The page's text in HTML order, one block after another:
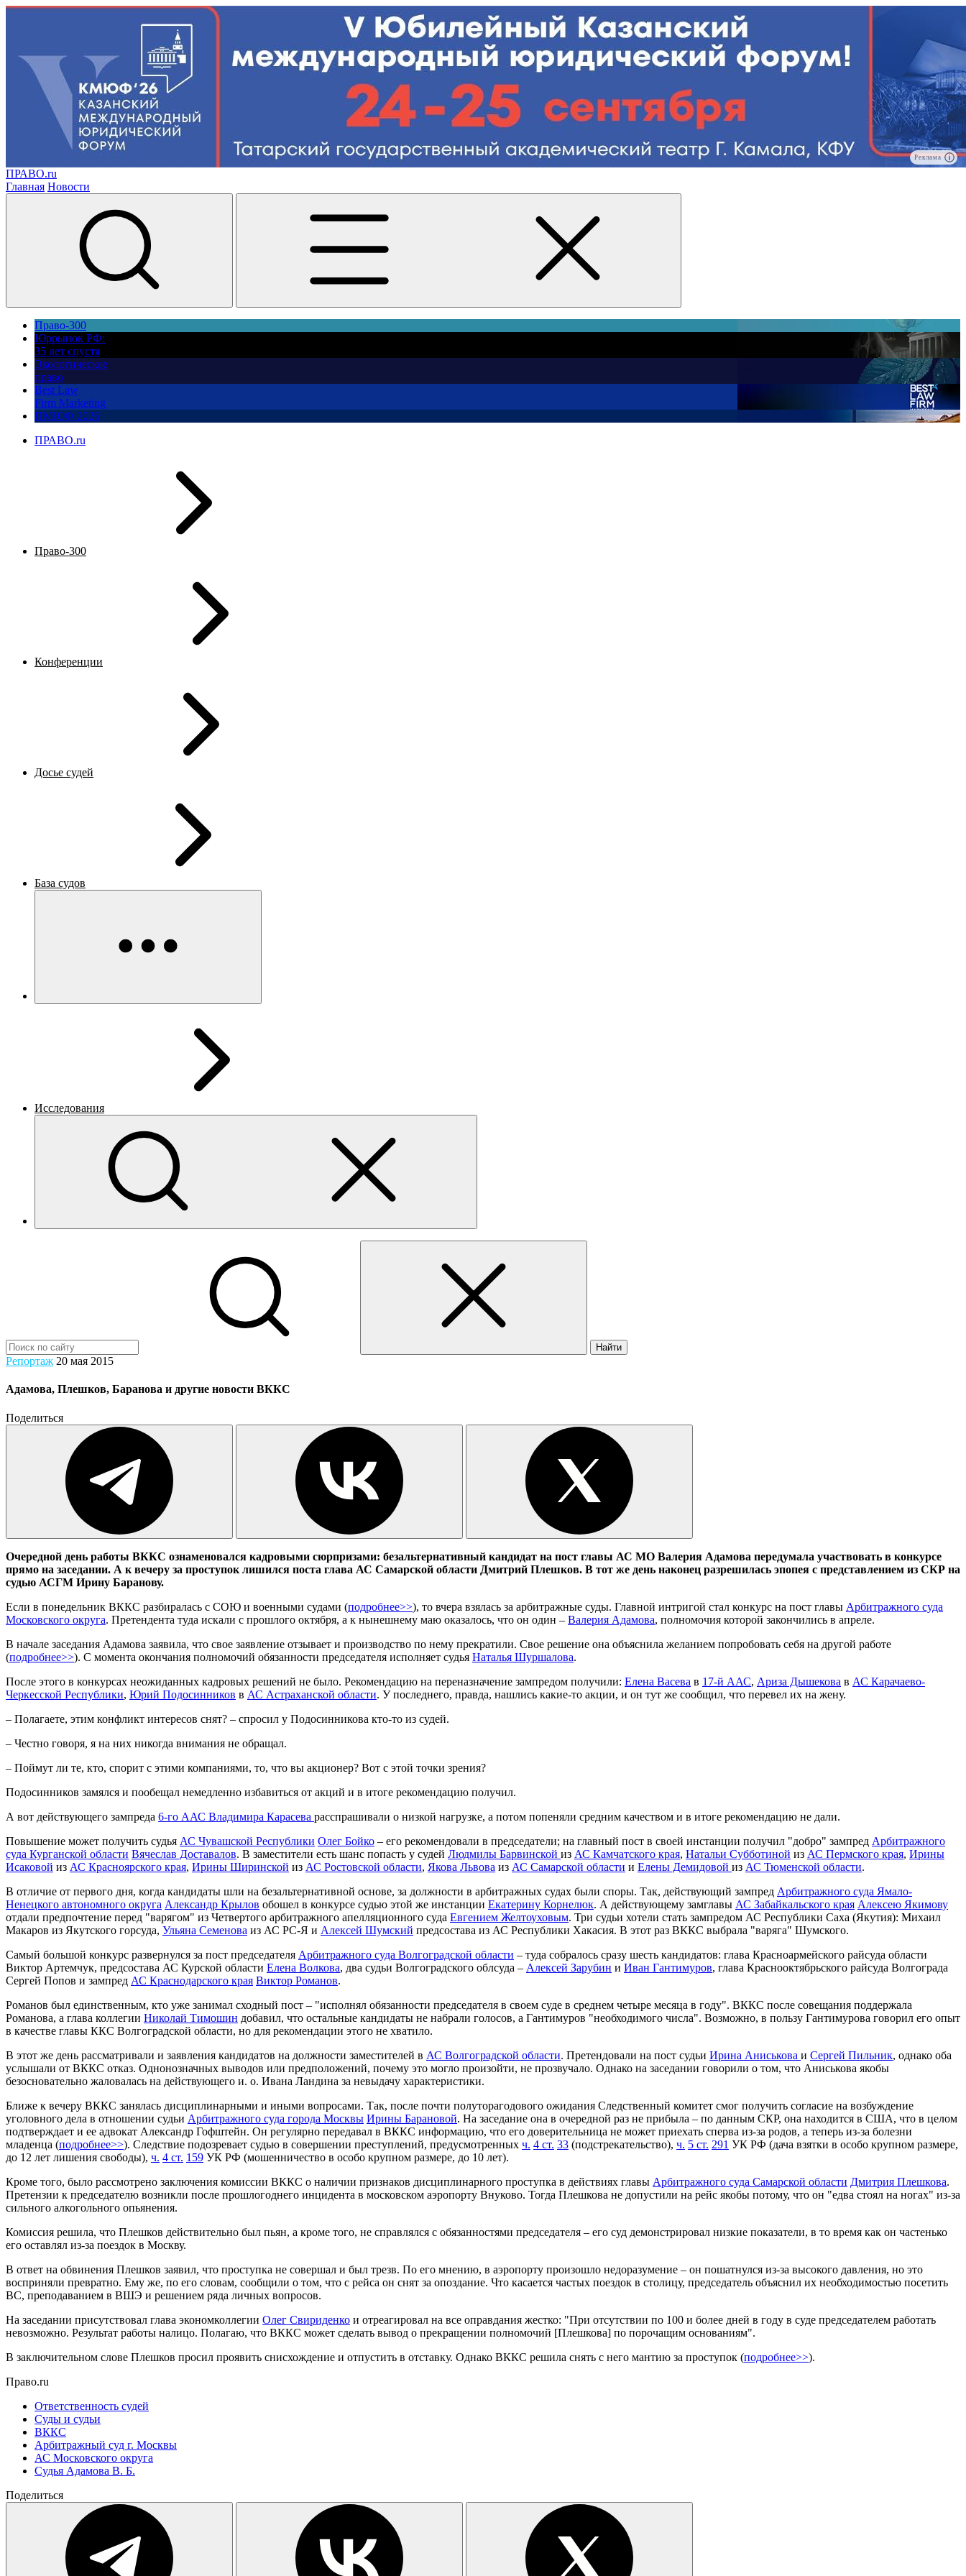
Реклама
ПРАВО.ru
Главная Новости
Право-300
Юррынок РФ:
35 лет спустя
Экологическое
право
Best Law
Firm Marketing
ПМЮФ 2026
ПРАВО.ru
Право-300
Конференции
Досье судей
База судов
Исследования
Найти
Репортаж 20 мая 2015
Адамова, Плешков, Баранова и другие новости ВККС
Поделиться
Очередной день работы ВККС ознаменовался кадровыми сюрпризами: безальтернативный кандидат на пост главы АС МО Валерия Адамова передумала участвовать в конкурсе
прямо на заседании. А к вечеру за проступок лишился поста глава АС Самарской области Дмитрий Плешков. В тот же день наконец разрешилась эпопея с представлением из СКР на
судью АСГМ Ирину Баранову.
Если в понедельник ВККС разбиралась с СОЮ и военными судами (подробнее>>), то вчера взялась за арбитражные суды. Главной интригой стал конкурс на пост главы Арбитражного суда
Московского округа. Претендента туда искали с прошлого октября, а к нынешнему маю оказалось, что он один – Валерия Адамова, полномочия которой закончились в апреле.
В начале заседания Адамова заявила, что свое заявление отзывает и производство по нему прекратили. Свое решение она объяснила желанием попробовать себя на другой работе
(подробнее>>). С момента окончания полномочий обязанности председателя исполняет судья Наталья Шуршалова.
После этого в конкурсах неожиданных кадровых решений не было. Рекомендацию на переназначение зампредом получили: Елена Васева в 17-й ААС, Ариза Дышекова в АС Карачаево-
Черкесской Республики, Юрий Подосинников в АС Астраханской области. У последнего, правда, нашлись какие-то акции, и он тут же сообщил, что перевел их на жену.
– Полагаете, этим конфликт интересов снят? – спросил у Подосинникова кто-то из судей.
– Честно говоря, я на них никогда внимания не обращал.
– Поймут ли те, кто, спорит с этими компаниями, то, что вы акционер? Вот с этой точки зрения?
Подосинников замялся и пообещал немедленно избавиться от акций и в итоге рекомендацию получил.
А вот действующего зампреда 6-го ААС Владимира Карасева расспрашивали о низкой нагрузке, а потом попеняли средним качеством и в итоге рекомендацию не дали.
Повышение может получить судья АС Чувашской Республики Олег Бойко – его рекомендовали в председатели; на главный пост в своей инстанции получил "добро" зампред Арбитражного
суда Курганской области Вячеслав Доставалов. В заместители есть шанс попасть у судей Людмилы Барвинской из АС Камчатского края, Натальи Субботиной из АС Пермского края, Ирины
Исаковой из АС Красноярского края, Ирины Ширинской из АС Ростовской области, Якова Львова из АС Самарской области и Елены Демидовой из АС Тюменской области.
В отличие от первого дня, когда кандидаты шли на безальтернативной основе, за должности в арбитражных судах были споры. Так, действующий зампред Арбитражного суда Ямало-
Ненецкого автономного округа Александр Крылов обошел в конкурсе судью этой же инстанции Екатерину Корнелюк. А действующему замглавы АС Забайкальского края Алексею Якимову
отдали предпочтение перед "варягом" из Четвертого арбитражного апелляционного суда Евгением Желтоуховым. Три судьи хотели стать зампредом АС Республики Саха (Якутия): Михаил
Макаров из Якутского горсуда, Ульяна Семенова из АС РС-Я и Алексей Шумский предсостава из АС Республики Хакасия. В этот раз ВККС выбрала "варяга" Шумского.
Самый большой конкурс развернулся за пост председателя Арбитражного суда Волгоградской области – туда собралось сразу шесть кандидатов: глава Красноармейского райсуда области
Виктор Артемчук, предсостава АС Курской области Елена Волкова, два судьи Волгоградского облсуда – Алексей Зарубин и Иван Гантимуров, глава Краснооктябрьского райсуда Волгограда
Сергей Попов и зампред АС Краснодарского края Виктор Романов.
Романов был единственным, кто уже занимал сходный пост – "исполнял обязанности председателя в своем суде в среднем четыре месяца в году". ВККС после совещания поддержала
Романова, а глава коллегии Николай Тимошин добавил, что остальные кандидаты не набрали голосов, а Гантимуров "необходимого числа". Возможно, в пользу Гантимурова говорил его опыт
в качестве главы ККС Волгоградской области, но для рекомендации этого не хватило.
В этот же день рассматривали и заявления кандидатов на должности заместителей в АС Волгоградской области. Претендовали на пост судьи Ирина Аниськова и Сергей Пильник, однако оба
услышали от ВККС отказ. Однонозначных выводов или предположений, почему это могло произойти, не прозвучало. Однако на заседании говорили о том, что Аниськова якобы
безосновательно жаловалась на действующего и. о. Ивана Ландина за невыдачу характеристики.
Ближе к вечеру ВККС занялась дисциплинарными и иными вопросами. Так, после почти полуторагодового ожидания Следственный комитет смог получить согласие на возбуждение
уголовного дела в отношении судьи Арбитражного суда города Москвы Ирины Барановой. На заседание она в очередной раз не прибыла – по данным СКР, она находится в США, что в целом
подтверждает и ее адвокат Александр Гофштейн. Он регулярно передавал в ВККС информацию, что его доверительница не может приехать сперва из-за родов, а теперь из-за болезни
младенца (подробнее>>). Следствие подозревает судью в совершении преступлений, предусмотренных ч. 4 ст. 33 (подстрекательство), ч. 5 ст. 291 УК РФ (дача взятки в особо крупном размере,
до 12 лет лишения свободы), ч. 4 ст. 159 УК РФ (мошенничество в особо крупном размере, до 10 лет).
Кроме того, было рассмотрено заключения комиссии ВККС о наличии признаков дисциплинарного проступка в действиях главы Арбитражного суда Самарской области Дмитрия Плешкова.
Претензии к председателю возникли после прошлогоднего инцидента в московском аэропорту Внуково. Тогда Плешкова не допустили на рейс якобы потому, что он "едва стоял на ногах" из-за
сильного алкогольного опьянения.
Комиссия решила, что Плешков действительно был пьян, а кроме того, не справлялся с обязанностями председателя – его суд демонстрировал низкие показатели, в то время как он частенько
его оставлял из-за поездок в Москву.
В ответ на обвинения Плешков заявил, что проступка не совершал и был трезв. По его мнению, в аэропорту произошло недоразумение – он пошатнулся из-за высокого давления, но это
восприняли превратно. Ему же, по его словам, сообщили о том, что с рейса он снят за опоздание. Что касается частых поездок в столицу, председатель объяснил их необходимостью посетить
ВС, преподаванием в ВШЭ и решением ряда личных вопросов.
На заседании присутствовал глава экономколлегии Олег Свириденко и отреагировал на все оправдания жестко: "При отсутствии по 100 и более дней в году в суде председателем работать
невозможно. Результат работы налицо. Полагаю, что ВККС может сделать вывод о прекращении полномочий [Плешкова] по порочащим основаниям".
В заключительном слове Плешков просил проявить снисхождение и отпустить в отставку. Однако ВККС решила снять с него мантию за проступок (подробнее>>).
Право.ru
Ответственность судей
Суды и судьи
ВККС
Арбитражный суд г. Москвы
АС Московского округа
Судья Адамова В. Б.
Поделиться